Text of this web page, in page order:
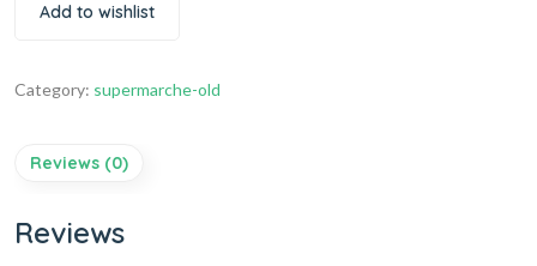
Add to wishlist
Category: supermarche-old
Reviews (0)
Reviews